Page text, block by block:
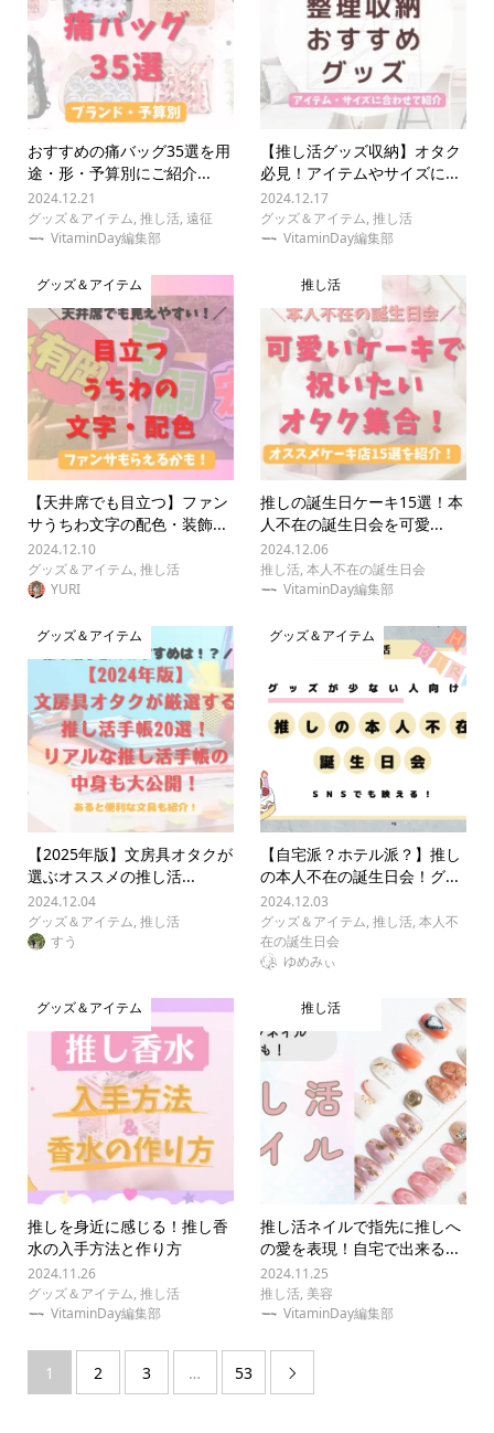
おすすめの痛バッグ35選を用
途・形・予算別にご紹介...
2024.12.21
グッズ＆アイテム, 推し活, 遠征
VitaminDay編集部
【推し活グッズ収納】オタク
必見！アイテムやサイズに...
2024.12.17
グッズ＆アイテム,推し活
VitaminDay編集部
グッズ＆アイテム
【天井席でも目立つ】ファン
サうちわ文字の配色・装飾...
2024.12.10
グッズ＆アイテム, 推し活
YURI
推し活
推しの誕生日ケーキ15選！本
人不在の誕生日会を可愛...
2024.12.06
推し活,本人不在の誕生日会
VitaminDay編集部
グッズ＆アイテム
【2025年版】文房具オタクが
選ぶオススメの推し活...
2024.12.04
グッズ＆アイテム, 推し活
すう
グッズ＆アイテム
【自宅派？ホテル派？】推し
の本人不在の誕生日会！グ...
2024.12.03
グッズ＆アイテム,推し活,本人不
在の誕生日会
ゆめみぃ
グッズ＆アイテム
推しを身近に感じる！推し香
水の入手方法と作り方
2024.11.26
グッズ＆アイテム, 推し活
VitaminDay編集部
推し活
推し活ネイルで指先に推しへ
の愛を表現！自宅で出来る...
2024.11.25
推し活, 美容
VitaminDay編集部
1 2 3 … 53 